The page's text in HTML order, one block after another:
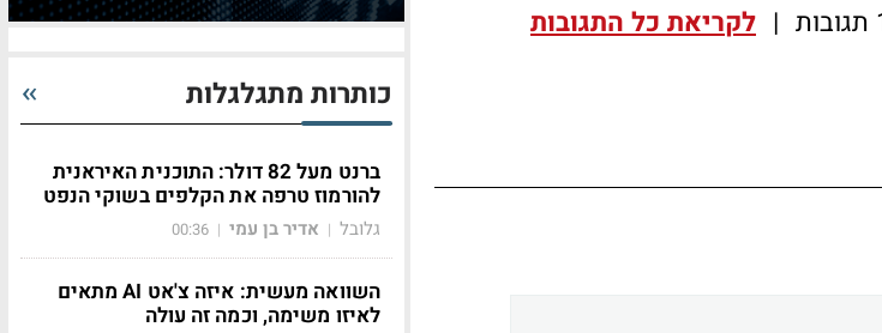
| לקריאת כל התגובות
כותרות מתגלגלות
ברנט מעל 82 דולר: התוכנית האיראנית
להורמוז טרפה את הקלפים בשוקי הנפט
גלובל | אדיר בן עמי |
00:36
השוואה מעשית: איזה צ'אט AI מתאים
לאיזו משימה, וכמה זה עולה